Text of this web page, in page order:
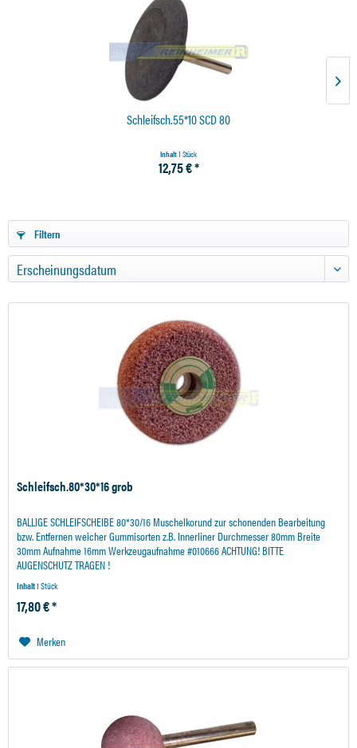
Schleifsch.55*10 SCD 80
Inhalt1 Stück
12,75 € *
Filtern
Schleifsch.80*30*16 grob
BALLIGE SCHLEIFSCHEIBE 80*30/16 Muschelkorund zur schonenden Bearbeitung
bzw. Entfernen weicher Gummisorten z.B. Innerliner Durchmesser 80mm Breite
30mm Aufnahme 16mm Werkzeugaufnahme #010666 ACHTUNG! BITTE
AUGENSCHUTZ TRAGEN !
Inhalt1 Stück
17,80 € *
Merken